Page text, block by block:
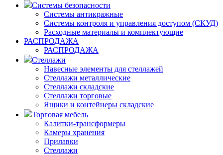
Системы безопасности
Системы антикражные
Системы контроля и управления доступом (СКУД)
Расходные материалы и комплектующие
РАСПРОДАЖА
РАСПРОДАЖА
Стеллажи
Навесные элементы для стеллажей
Стеллажи металлические
Стеллажи складские
Стеллажи торговые
Ящики и контейнеры складские
Торговая мебель
Калитки-трансформеры
Камеры хранения
Прилавки
Стеллажи